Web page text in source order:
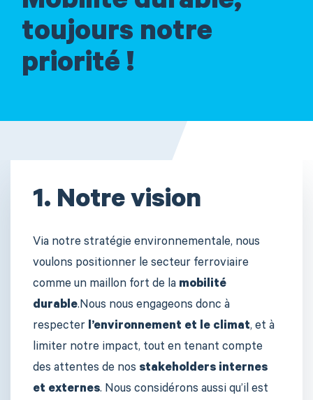
toujours notre
priorité !
1. Notre vision
Via notre stratégie environnementale, nous
voulons positionner le secteur ferroviaire
comme un maillon fort de la mobilité
durable.Nous nous engageons donc à
respecter l’environnement et le climat, et à
limiter notre impact, tout en tenant compte
des attentes de nos stakeholders internes
et externes. Nous considérons aussi qu’il est